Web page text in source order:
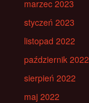
marzec 2023
styczeń 2023
listopad 2022
październik 2022
sierpień 2022
maj 2022